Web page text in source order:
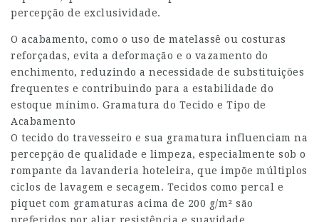
percepção de exclusividade.
O acabamento, como o uso de matelassê ou costuras
reforçadas, evita a deformação e o vazamento do
enchimento, reduzindo a necessidade de substituições
frequentes e contribuindo para a estabilidade do
estoque mínimo. Gramatura do Tecido e Tipo de
Acabamento
O tecido do travesseiro e sua gramatura influenciam na
percepção de qualidade e limpeza, especialmente sob o
rompante da lavanderia hoteleira, que impõe múltiplos
ciclos de lavagem e secagem. Tecidos como percal e
piquet com gramaturas acima de 200 g/m² são